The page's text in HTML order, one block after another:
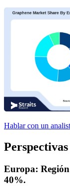
Hablar con un
Europa:
40%.